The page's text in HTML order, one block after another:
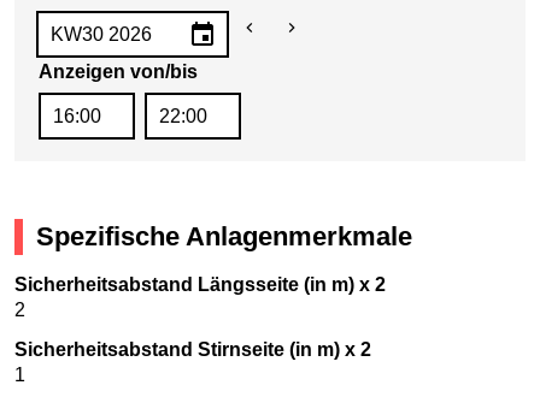
Anzeigen von/bis
Spezifische Anlagenmerkmale
Sicherheitsabstand Längsseite (in m) x 2
2
Sicherheitsabstand Stirnseite (in m) x 2
1